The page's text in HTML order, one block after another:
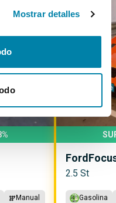
Mostrar detalles
1700€
%
Manual
Ford
2.5 St
Gasolina